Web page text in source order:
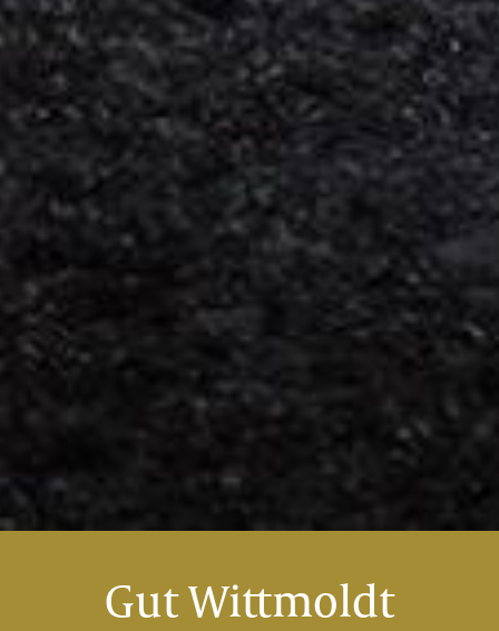
Gut Wittmoldt